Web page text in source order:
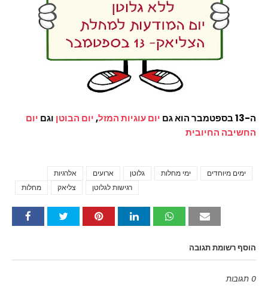
ה-13 בספטמבר הוא גם יום עוגיות המזל,יום הבוטן וגם יום
החשיבה החיובית
אלרגיות ארועים גלוטן ימי מחלות
ימים מיוחדים
מחלות
צליאק רגישות לגלוטן
הוסף רשומת תגובה
0 תגובות